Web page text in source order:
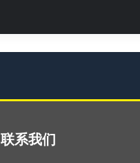
联系我们